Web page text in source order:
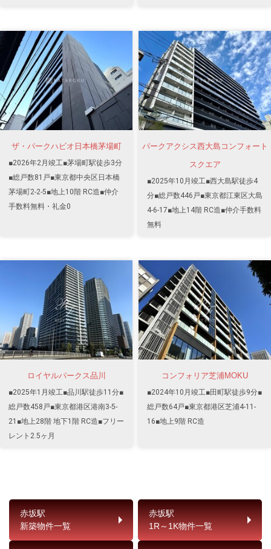
ザ・パークハビオ日本橋茅場町
■2026年2月竣工■茅場町駅徒歩3分
■総戸数81戸■東京都中央区日本橋
茅場町2-2-5■地上10階 RC造■仲介
手数料無料・礼金0
パークアクシス西大島コンフォート
スクエア
■2025年10月竣工■西大島駅徒歩4
分■総戸数446戸■東京都江東区大島
4-6-17■地上14階 RC造■仲介手数料
無料
ロイヤルパークス品川
■2025年1月竣工■品川駅徒歩11分■
総戸数458戸■東京都港区港南3-5-
21■地上28階 地下1階 RC造■フリー
レント2.5ヶ月
コンフォリア芝浦MOKU
■2024年10月竣工■田町駅徒歩9分■
総戸数64戸■東京都港区芝浦4-11-
16■地上9階 RC造
赤坂駅
新築物件一覧
赤坂駅
1R～1K物件一覧